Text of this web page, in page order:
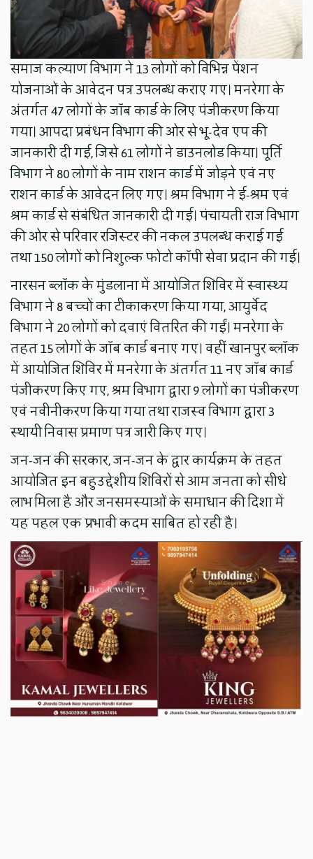
समाज कल्याण विभाग ने 13 लोगों को विभिन्न पेंशन
योजनाओं के आवेदन पत्र उपलब्ध कराए गए। मनरेगा के
अंतर्गत 47 लोगों के जॉब कार्ड के लिए पंजीकरण किया
गया। आपदा प्रबंधन विभाग की ओर से भू-देव एप की
जानकारी दी गई, जिसे 61 लोगों ने डाउनलोड किया। पूर्ति
विभाग ने 80 लोगों के नाम राशन कार्ड में जोड़ने एवं नए
राशन कार्ड के आवेदन लिए गए। श्रम विभाग ने ई-श्रम एवं
श्रम कार्ड से संबंधित जानकारी दी गई। पंचायती राज विभाग
की ओर से परिवार रजिस्टर की नकल उपलब्ध कराई गई
तथा 150 लोगों को निशुल्क फोटो कॉपी सेवा प्रदान की गई।
नारसन ब्लॉक के मुंडलाना में आयोजित शिविर में स्वास्थ्य
विभाग ने 8 बच्चों का टीकाकरण किया गया, आयुर्वेद
विभाग ने 20 लोगों को दवाएं वितरित की गईं। मनरेगा के
तहत 15 लोगों के जॉब कार्ड बनाए गए। वहीं खानपुर ब्लॉक
में आयोजित शिविर में मनरेगा के अंतर्गत 11 नए जॉब कार्ड
पंजीकरण किए गए, श्रम विभाग द्वारा 9 लोगों का पंजीकरण
एवं नवीनीकरण किया गया तथा राजस्व विभाग द्वारा 3
स्थायी निवास प्रमाण पत्र जारी किए गए।
जन-जन की सरकार, जन-जन के द्वार कार्यक्रम के तहत
आयोजित इन बहुउद्देशीय शिविरों से आम जनता को सीधे
लाभ मिला है और जनसमस्याओं के समाधान की दिशा में
यह पहल एक प्रभावी कदम साबित हो रही है।